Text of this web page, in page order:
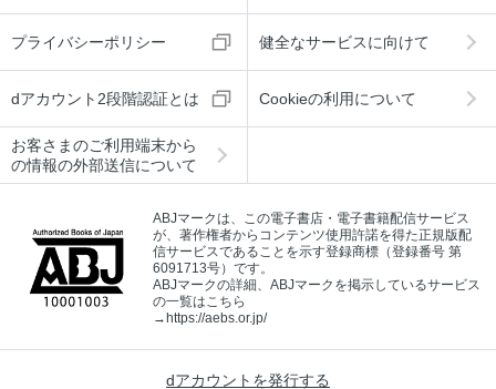
プライバシーポリシー 健全なサービスに向けて
dアカウント2段階認証とは Cookieの利用について
お客さまのご利用端末から
の情報の外部送信について
ABJマークは、この電子書店・電子書籍配信サービス
が、著作権者からコンテンツ使用許諾を得た正規版配
信サービスであることを示す登録商標（登録番号 第
6091713号）です。
ABJマークの詳細、ABJマークを掲示しているサービス
の一覧はこちら
→https://aebs.or.jp/
dアカウントを発行する